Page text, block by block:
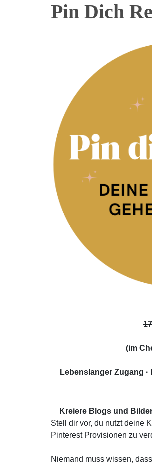
Pin Dich
(im
Lebenslanger Zugang
Kreiere Blogs und
Stell dir vor, du nutzt deine
Pinterest Provisionen zu
Niemand muss wissen,